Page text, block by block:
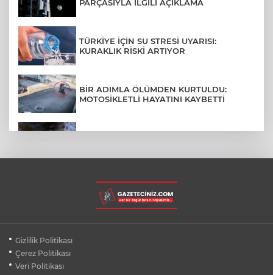
PARÇASIYLA İLGİLİ AÇIKLAMA
TÜRKİYE İÇİN SU STRESİ UYARISI:
KURAKLIK RİSKİ ARTIYOR
BİR ADIMLA ÖLÜMDEN KURTULDU:
MOTOSİKLETLİ HAYATINI KAYBETTİ
BURSA ŞEHİR HASTANESİ OTOPARKI
AĞUSTOS AYINDA HİZMETE AÇILIYOR
Gizlilik Politikası
Çerez Politikası
Veri Politikası